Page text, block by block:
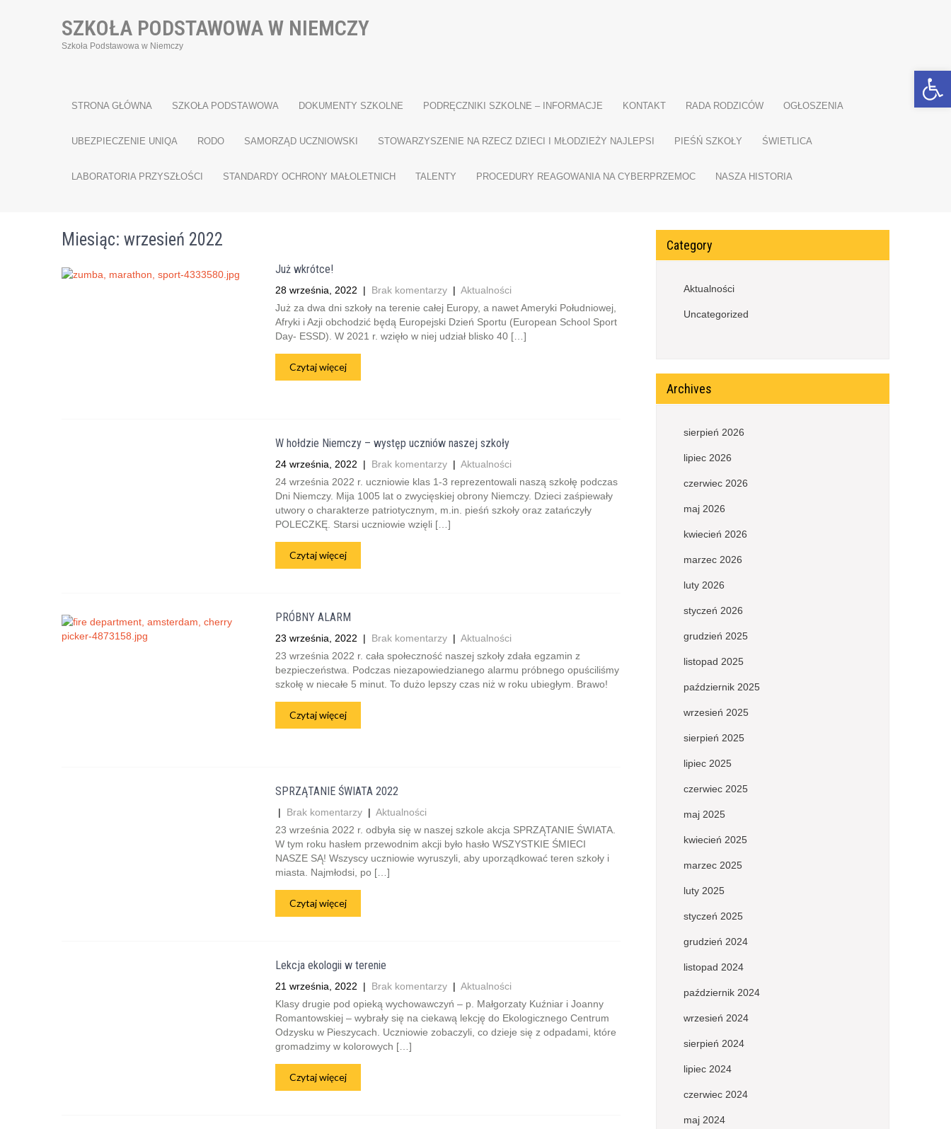
Open toolbar
SZKOŁA PODSTAWOWA W NIEMCZY
Szkoła Podstawowa w Niemczy
STRONA GŁÓWNA SZKOŁA PODSTAWOWA DOKUMENTY SZKOLNE PODRĘCZNIKI SZKOLNE – INFORMACJE KONTAKT RADA RODZICÓW OGŁOSZENIA
UBEZPIECZENIE UNIQA RODO SAMORZĄD UCZNIOWSKI STOWARZYSZENIE NA RZECZ DZIECI I MŁODZIEŻY NAJLEPSI PIEŚŃ SZKOŁY ŚWIETLICA
LABORATORIA PRZYSZŁOŚCI STANDARDY OCHRONY MAŁOLETNICH TALENTY PROCEDURY REAGOWANIA NA CYBERPRZEMOC NASZA HISTORIA
Miesiąc: wrzesień 2022
Już wkrótce!
28 września, 2022 | Brak komentarzy | Aktualności
Już za dwa dni szkoły na terenie całej Europy, a nawet Ameryki Południowej,
Afryki i Azji obchodzić będą Europejski Dzień Sportu (European School Sport
Day- ESSD). W 2021 r. wzięło w niej udział blisko 40 […]
Czytaj więcej
W hołdzie Niemczy – występ uczniów naszej szkoły
24 września, 2022 | Brak komentarzy | Aktualności
24 września 2022 r. uczniowie klas 1-3 reprezentowali naszą szkołę podczas
Dni Niemczy. Mija 1005 lat o zwycięskiej obrony Niemczy. Dzieci zaśpiewały
utwory o charakterze patriotycznym, m.in. pieśń szkoły oraz zatańczyły
POLECZKĘ. Starsi uczniowie wzięli […]
Czytaj więcej
PRÓBNY ALARM
23 września, 2022 | Brak komentarzy | Aktualności
23 września 2022 r. cała społeczność naszej szkoły zdała egzamin z
bezpieczeństwa. Podczas niezapowiedzianego alarmu próbnego opuściliśmy
szkołę w niecałe 5 minut. To dużo lepszy czas niż w roku ubiegłym. Brawo!
Czytaj więcej
SPRZĄTANIE ŚWIATA 2022
| Brak komentarzy | Aktualności
23 września 2022 r. odbyła się w naszej szkole akcja SPRZĄTANIE ŚWIATA.
W tym roku hasłem przewodnim akcji było hasło WSZYSTKIE ŚMIECI
NASZE SĄ! Wszyscy uczniowie wyruszyli, aby uporządkować teren szkoły i
miasta. Najmłodsi, po […]
Czytaj więcej
Lekcja ekologii w terenie
21 września, 2022 | Brak komentarzy | Aktualności
Klasy drugie pod opieką wychowawczyń – p. Małgorzaty Kuźniar i Joanny
Romantowskiej – wybrały się na ciekawą lekcję do Ekologicznego Centrum
Odzysku w Pieszycach. Uczniowie zobaczyli, co dzieje się z odpadami, które
gromadzimy w kolorowych […]
Czytaj więcej
Category
Aktualności
Uncategorized
Archives
sierpień 2026
lipiec 2026
czerwiec 2026
maj 2026
kwiecień 2026
marzec 2026
luty 2026
styczeń 2026
grudzień 2025
listopad 2025
październik 2025
wrzesień 2025
sierpień 2025
lipiec 2025
czerwiec 2025
maj 2025
kwiecień 2025
marzec 2025
luty 2025
styczeń 2025
grudzień 2024
listopad 2024
październik 2024
wrzesień 2024
sierpień 2024
lipiec 2024
czerwiec 2024
maj 2024